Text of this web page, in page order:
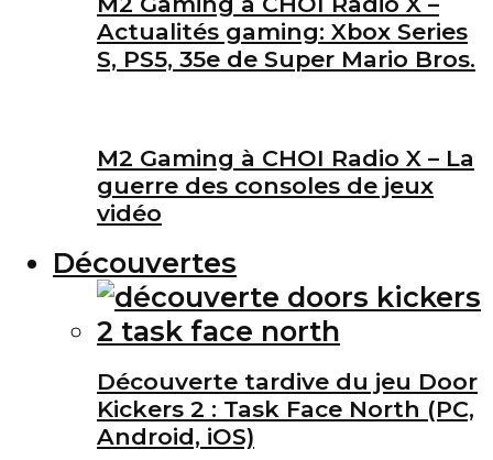
Actualités gaming: Xbox Series
S, PS5, 35e de Super Mario Bros.
M2 Gaming à CHOI Radio X – La
guerre des consoles de jeux
vidéo
Découvertes
Découverte tardive du jeu Door
Kickers 2 : Task Face North (PC,
Android, iOS)